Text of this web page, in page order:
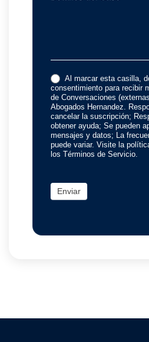
Al marcar esta casilla,
consentimiento para recibir
de Conversaciones
Abogados Hernandez.
cancelar la suscripción;
obtener ayuda; Se pueden
mensajes y datos; La
puede variar. Visite la
los Términos de Servicio.
Enviar